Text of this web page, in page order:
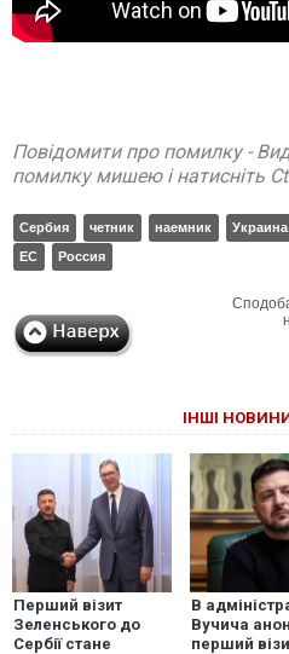
Повідомити про помилку -
помилку мишею і натисніть
Сербия четник наемник Украина
ЕС
Россия
ІНШІ
Перший візит
Зеленського до
Сербії стане
В
Вучича
перший